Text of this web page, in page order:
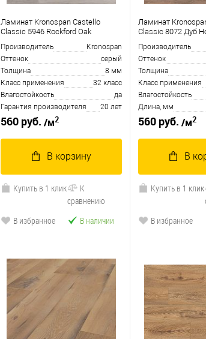
Ламинат Kronospan Castello
Classic 5946 Rockford Oak
Производитель
Kronospan
Оттенок
серый
Толщина
8 мм
Класс применения
32 класс
Влагостойкость
да
Гарантия производителя
20 лет
560 руб. /м2
В корзину
Купить в 1 клик
К
сравнению
В избранное
В наличии
Ламинат
Classic 8072 Дуб
Производитель
Оттенок
Толщина
Класс применения
Влагостойкость
Длина, мм
560 руб. /м2
В
Купить в 1 клик
В избранное